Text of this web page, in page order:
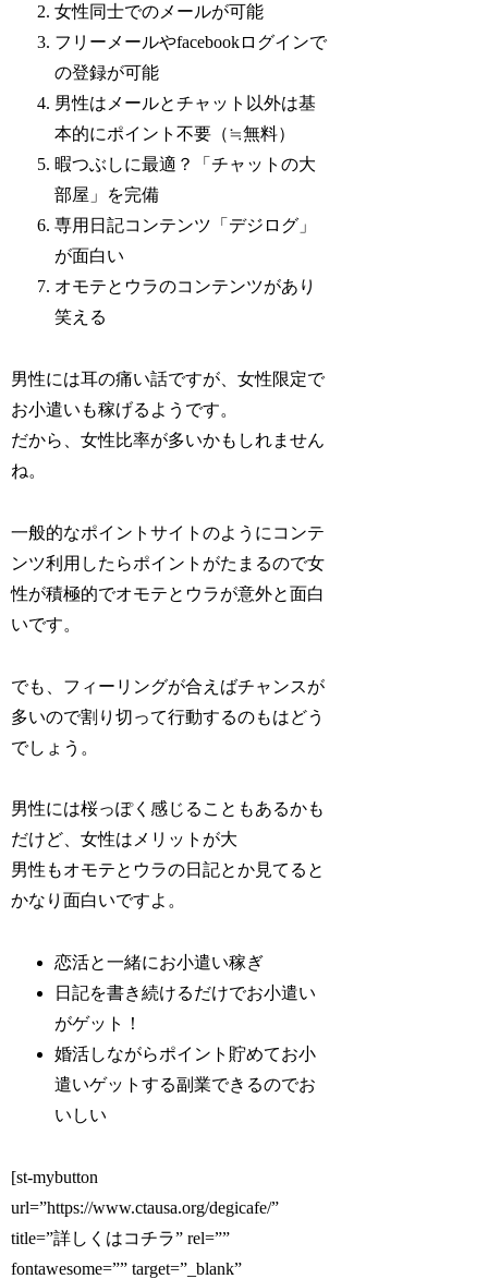
女性同士でのメールが可能
フリーメールやfacebookログインで
の登録が可能
男性はメールとチャット以外は基
本的にポイント不要（≒無料）
暇つぶしに最適？「チャットの大
部屋」を完備
専用日記コンテンツ「デジログ」
が面白い
オモテとウラのコンテンツがあり
笑える
男性には耳の痛い話ですが、女性限定で
お小遣いも稼げるようです。
だから、女性比率が多いかもしれません
ね。
一般的なポイントサイトのようにコンテ
ンツ利用したらポイントがたまるので女
性が積極的でオモテとウラが意外と面白
いです。
でも、フィーリングが合えばチャンスが
多いので割り切って行動するのもはどう
でしょう。
男性には桜っぽく感じることもあるかも
だけど、女性はメリットが大
男性もオモテとウラの日記とか見てると
かなり面白いですよ。
恋活と一緒にお小遣い稼ぎ
日記を書き続けるだけでお小遣い
がゲット！
婚活しながらポイント貯めてお小
遣いゲットする副業できるのでお
いしい
[st-mybutton
url=”https://www.ctausa.org/degicafe/”
title=”詳しくはコチラ” rel=””
fontawesome=”” target=”_blank”